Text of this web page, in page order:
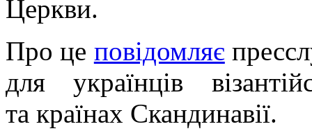
Церкви.
Про це повідомляє
для українців
та країнах Скандинавії.